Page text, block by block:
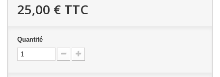
25,00 € TTC
Quantité